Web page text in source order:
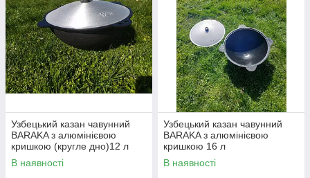
Узбецький казан чавунний
BARAKA з алюмінієвою
кришкою (кругле дно)12 л
В наявності
Узбецький казан чавунний
BARAKA з алюмінієвою
кришкою 16 л
В наявності